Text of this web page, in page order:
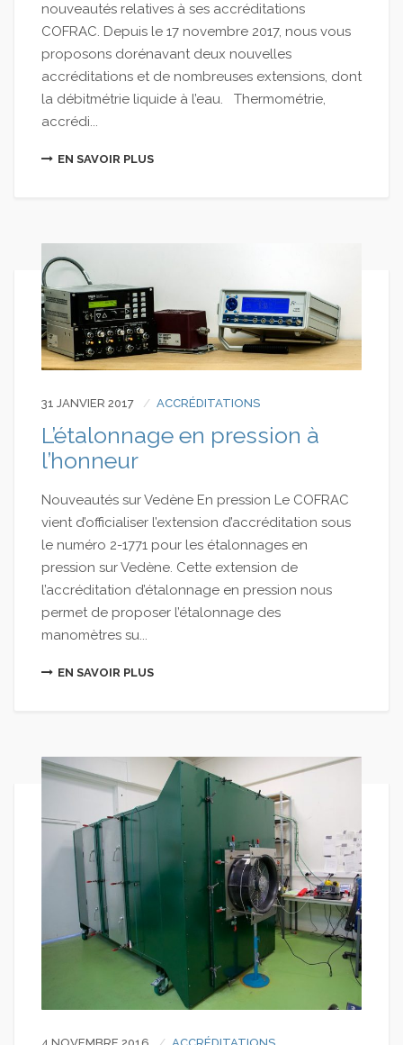
nouveautés relatives à ses accréditations
COFRAC. Depuis le 17 novembre 2017, nous vous
proposons dorénavant deux nouvelles
accréditations et de nombreuses extensions, dont
la débitmétrie liquide à l’eau. Thermométrie,
accrédi...
EN SAVOIR PLUS
31 JANVIER 2017 ACCRÉDITATIONS
L’étalonnage en pression à
l’honneur
Nouveautés sur Vedène En pression Le COFRAC
vient d’officialiser l’extension d’accréditation sous
le numéro 2-1771 pour les étalonnages en
pression sur Vedène. Cette extension de
l’accréditation d’étalonnage en pression nous
permet de proposer l’étalonnage des
manomètres su...
EN SAVOIR PLUS